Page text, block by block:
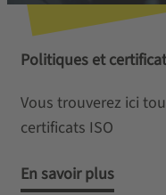
Politiques et
Vous trouverez ici
certificats ISO
En savoir plus